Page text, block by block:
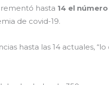
hasta 14 el
de covid-19.
hasta las 14 actuales,